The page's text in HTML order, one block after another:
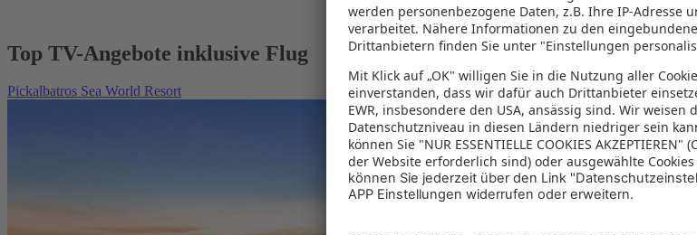
Top TV-Angebote inklusive Flug
Pickalbatros Sea World Resort